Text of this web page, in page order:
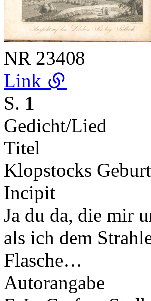
NR 23408
Link
S. 1
Gedicht/Lied
Titel
Klopstocks Geburt
Incipit
Ja du da, die mir
als ich dem
Flasche…
Autorangabe